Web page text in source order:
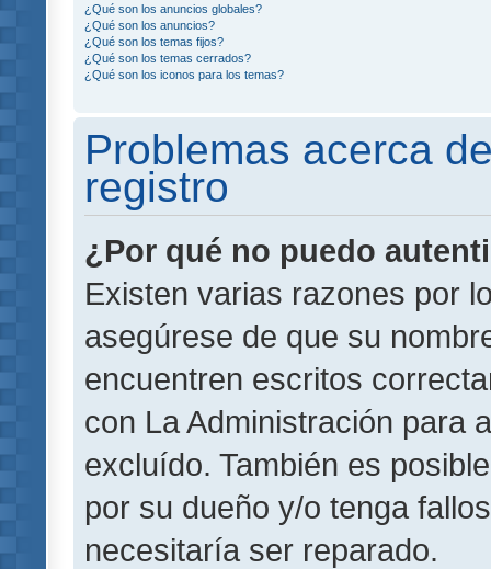
¿Qué son los anuncios globales?
¿Qué son los anuncios?
¿Qué son los temas fijos?
¿Qué son los temas cerrados?
¿Qué son los iconos para los temas?
Problemas acerca
registro
¿Por qué no puedo
Existen varias razones por
asegúrese de que su
encuentren escritos
con La Administración para
excluído. También es
por su dueño y/o tenga
necesitaría ser reparado.